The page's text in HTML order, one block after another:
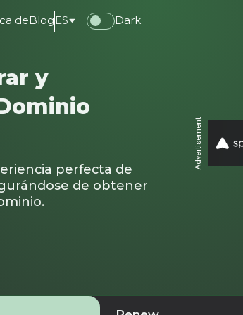
deBlog ES Dark
y
perfecta de
de obtener
Advertisement